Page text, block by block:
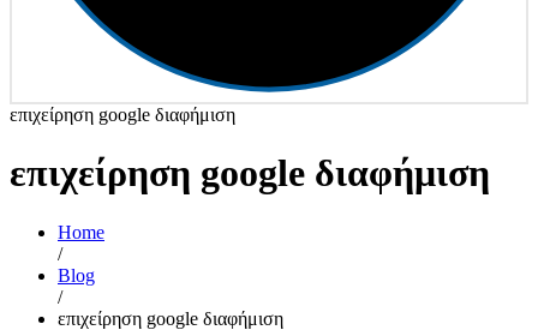
επιχείρηση google διαφήμιση
επιχείρηση google διαφήμιση
Home
/
Blog
/
επιχείρηση google διαφήμιση